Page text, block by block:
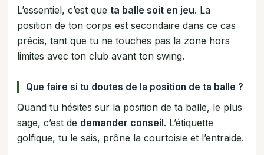
L’essentiel, c’est que ta balle soit en jeu. La
position de ton corps est secondaire dans ce cas
précis, tant que tu ne touches pas la zone hors
limites avec ton club avant ton swing.
Que faire si tu doutes de la position de ta balle ?
Quand tu hésites sur la position de ta balle, le plus
sage, c’est de demander conseil. L’étiquette
golfique, tu le sais, prône la courtoisie et l’entraide.